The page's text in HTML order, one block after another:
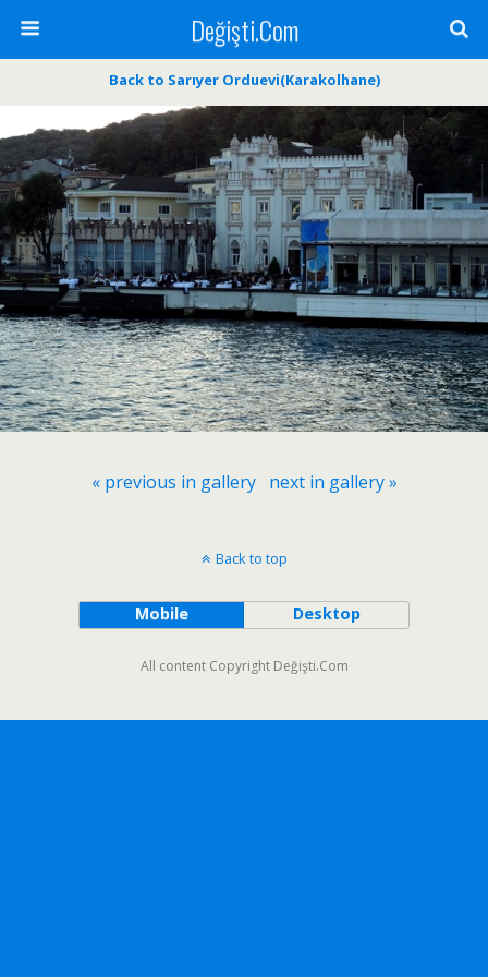
Değişti.Com
Back to Sarıyer Orduevi(Karakolhane)
« previous in gallery next in gallery »
Back to top
Mobile Desktop
All content Copyright Değişti.Com